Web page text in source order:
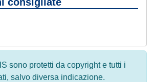
sono protetti da copyright e tutti i
salvo diversa indicazione.